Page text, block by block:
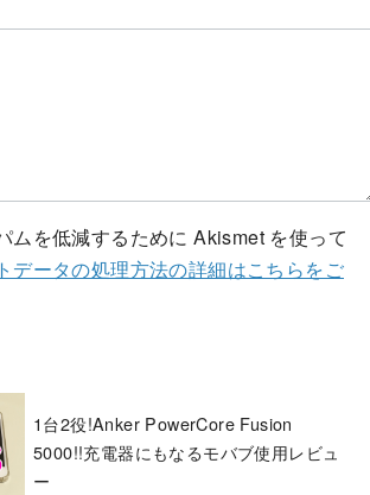
ムを低減するために Akismet を使って
データの処理方法の詳細はこちらをご
1台2役!Anker PowerCore Fusion
5000!!充電器にもなるモバブ使用レビュ
ー